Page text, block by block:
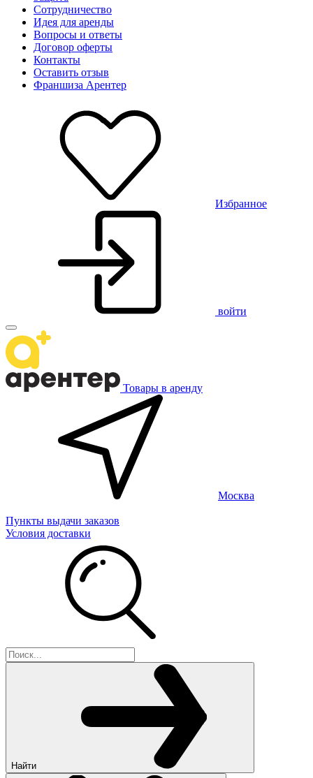
Сотрудничество
Идея для аренды
Вопросы и ответы
Договор оферты
Контакты
Оставить отзыв
Франшиза Арентер
Избранное
войти
Товары в аренду
Москва
Пункты выдачи заказов
Условия доставки
Найти